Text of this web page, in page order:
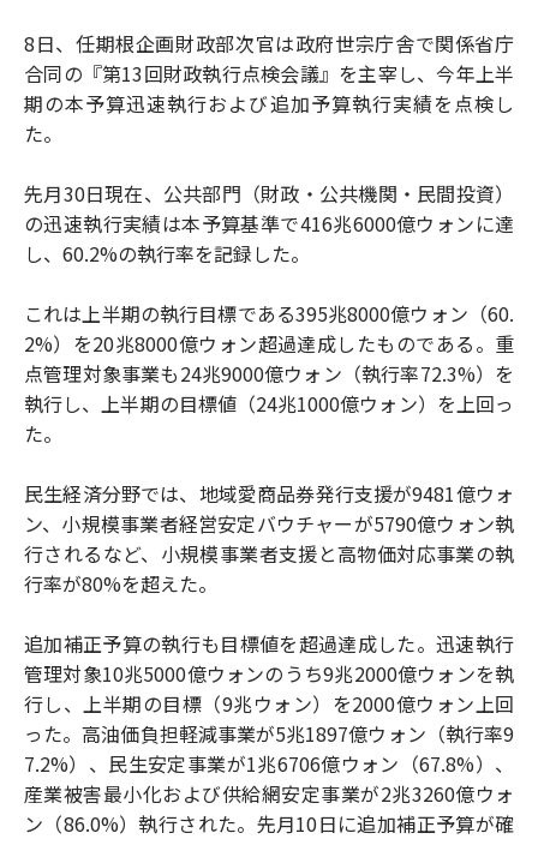
8日、任期根企画財政部次官は政府世宗庁舎で関係省庁
合同の『第13回財政執行点検会議』を主宰し、今年上半
期の本予算迅速執行および追加予算執行実績を点検し
た。
先月30日現在、公共部門（財政・公共機関・民間投資）
の迅速執行実績は本予算基準で416兆6000億ウォンに達
し、60.2%の執行率を記録した。
これは上半期の執行目標である395兆8000億ウォン（60.
2%）を20兆8000億ウォン超過達成したものである。重
点管理対象事業も24兆9000億ウォン（執行率72.3%）を
執行し、上半期の目標値（24兆1000億ウォン）を上回っ
た。
民生経済分野では、地域愛商品券発行支援が9481億ウォ
ン、小規模事業者経営安定バウチャーが5790億ウォン執
行されるなど、小規模事業者支援と高物価対応事業の執
行率が80%を超えた。
追加補正予算の執行も目標値を超過達成した。迅速執行
管理対象10兆5000億ウォンのうち9兆2000億ウォンを執
行し、上半期の目標（9兆ウォン）を2000億ウォン上回
った。高油価負担軽減事業が5兆1897億ウォン（執行率9
7.2%）、民生安定事業が1兆6706億ウォン（67.8%）、
産業被害最小化および供給網安定事業が2兆3260億ウォ
ン（86.0%）執行された。先月10日に追加補正予算が確